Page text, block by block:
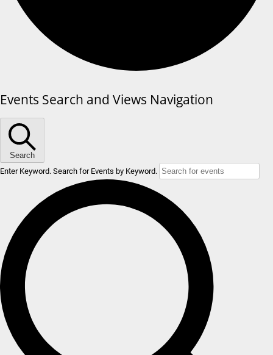
Events Search and Views Navigation
Search
Enter Keyword. Search for Events by Keyword.